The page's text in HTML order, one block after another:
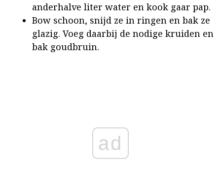
anderhalve liter water en kook gaar pap.
Bow schoon, snijd ze in ringen en bak ze
glazig. Voeg daarbij de nodige kruiden en
bak goudbruin.
ad